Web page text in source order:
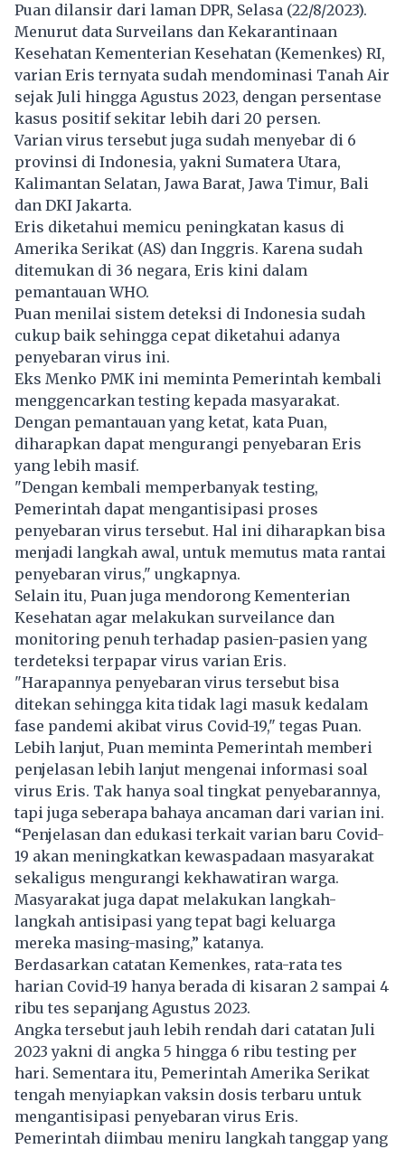
Puan dilansir dari laman DPR, Selasa (22/8/2023).
Menurut data Surveilans dan Kekarantinaan
Kesehatan Kementerian Kesehatan (Kemenkes) RI,
varian Eris ternyata sudah mendominasi Tanah Air
sejak Juli hingga Agustus 2023, dengan persentase
kasus positif sekitar lebih dari 20 persen.
Varian virus tersebut juga sudah menyebar di 6
provinsi di Indonesia, yakni Sumatera Utara,
Kalimantan Selatan, Jawa Barat, Jawa Timur, Bali
dan DKI Jakarta.
Eris diketahui memicu peningkatan kasus di
Amerika Serikat (AS) dan Inggris. Karena sudah
ditemukan di 36 negara, Eris kini dalam
pemantauan WHO.
Puan menilai sistem deteksi di Indonesia sudah
cukup baik sehingga cepat diketahui adanya
penyebaran virus ini.
Eks Menko PMK ini meminta Pemerintah kembali
menggencarkan testing kepada masyarakat.
Dengan pemantauan yang ketat, kata Puan,
diharapkan dapat mengurangi penyebaran Eris
yang lebih masif.
"Dengan kembali memperbanyak testing,
Pemerintah dapat mengantisipasi proses
penyebaran virus tersebut. Hal ini diharapkan bisa
menjadi langkah awal, untuk memutus mata rantai
penyebaran virus," ungkapnya.
Selain itu, Puan juga mendorong Kementerian
Kesehatan agar melakukan surveilance dan
monitoring penuh terhadap pasien-pasien yang
terdeteksi terpapar virus varian Eris.
"Harapannya penyebaran virus tersebut bisa
ditekan sehingga kita tidak lagi masuk kedalam
fase pandemi akibat virus Covid-19," tegas Puan.
Lebih lanjut, Puan meminta Pemerintah memberi
penjelasan lebih lanjut mengenai informasi soal
virus Eris. Tak hanya soal tingkat penyebarannya,
tapi juga seberapa bahaya ancaman dari varian ini.
“Penjelasan dan edukasi terkait varian baru Covid-
19 akan meningkatkan kewaspadaan masyarakat
sekaligus mengurangi kekhawatiran warga.
Masyarakat juga dapat melakukan langkah-
langkah antisipasi yang tepat bagi keluarga
mereka masing-masing,” katanya.
Berdasarkan catatan Kemenkes, rata-rata tes
harian Covid-19 hanya berada di kisaran 2 sampai 4
ribu tes sepanjang Agustus 2023.
Angka tersebut jauh lebih rendah dari catatan Juli
2023 yakni di angka 5 hingga 6 ribu testing per
hari. Sementara itu, Pemerintah Amerika Serikat
tengah menyiapkan vaksin dosis terbaru untuk
mengantisipasi penyebaran virus Eris.
Pemerintah diimbau meniru langkah tanggap yang